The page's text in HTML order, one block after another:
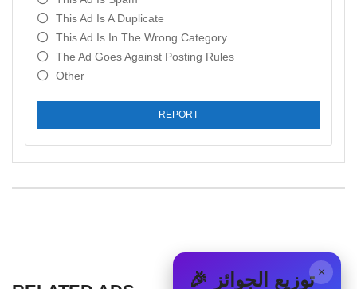
This Ad Is A Duplicate
This Ad Is In The Wrong Category
The Ad Goes Against Posting Rules
Other
REPORT
× 🎉 توزيع الجوائز